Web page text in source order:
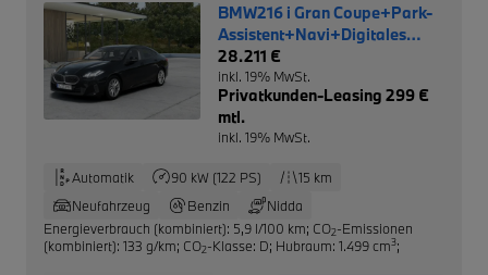
BMW216 i Gran Coupe+Park-
Assistent+Navi+Digitales
Cockpit+LED+Klimaautom
28.211 €
inkl. 19% MwSt.
Privatkunden-Leasing 299 €
mtl.
inkl. 19% MwSt.
Automatik 90 kW (122 PS)
15 km
Neufahrzeug
Benzin
Nidda
Energieverbrauch (kombiniert): 5,9 l/100 km; CO2-Emissionen
(kombiniert): 133 g/km; CO2-Klasse: D; Hubraum: 1.499 cm3;